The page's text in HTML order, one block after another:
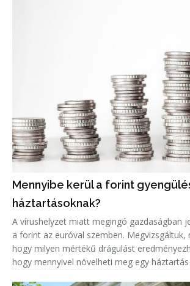
Mennyibe kerül a forint
háztartásoknak?
A vírushelyzet miatt megingó gazdaságban
a forint az euróval szemben. Megvizsgáltuk,
hogy milyen mértékű drágulást
hogy mennyivel növelheti meg egy